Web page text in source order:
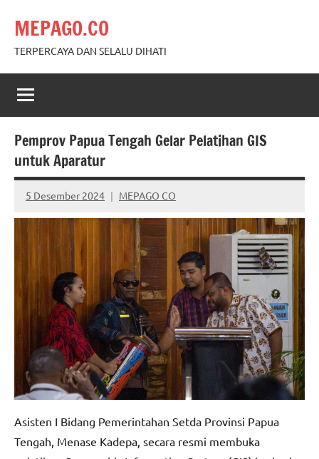
content
MEPAGO.CO
TERPERCAYA DAN SELALU DIHATI
Pemprov Papua Tengah Gelar Pelatihan GIS
untuk Aparatur
5 Desember 2024 MEPAGO CO
No
comments
Asisten I Bidang Pemerintahan Setda Provinsi Papua
Tengah, Menase Kadepa, secara resmi membuka